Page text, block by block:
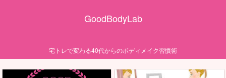
GoodBodyLab
宅トレで変わる40代からのボディメイク習慣術